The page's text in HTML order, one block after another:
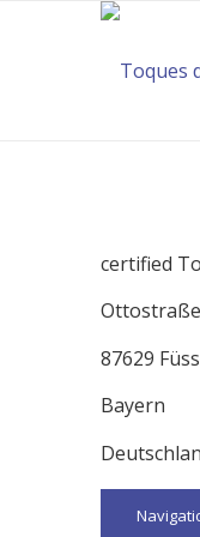
certified
87629
Bayern